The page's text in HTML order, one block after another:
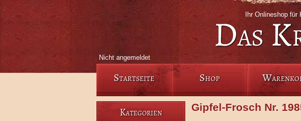
Ihr Onlineshop
Das
Nicht angemeldet
Startseite Shop
Kategorien Gipfel-Frosch Nr.